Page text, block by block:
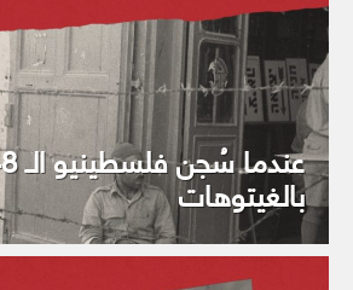
عندما
بالغيتوهات